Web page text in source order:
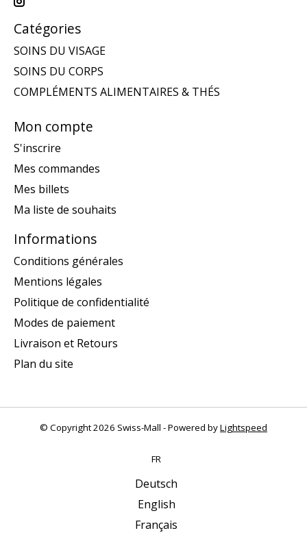
Catégories
SOINS DU VISAGE
SOINS DU CORPS
COMPLÉMENTS ALIMENTAIRES & THÉS
Mon compte
S'inscrire
Mes commandes
Mes billets
Ma liste de souhaits
Informations
Conditions générales
Mentions légales
Politique de confidentialité
Modes de paiement
Livraison et Retours
Plan du site
© Copyright 2026 Swiss-Mall - Powered byLightspeed
FR
Deutsch
English
Français